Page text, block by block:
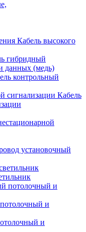
Кабель высокого
гибридный
данных (медь)
контрольный
Кабель
установочный
и